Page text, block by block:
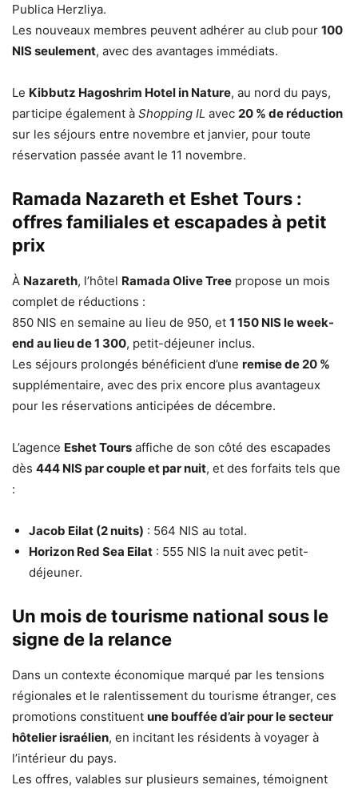
Publica Herzliya.
Les nouveaux membres peuvent adhérer au club pour 100
NIS seulement, avec des avantages immédiats.
Le Kibbutz Hagoshrim Hotel in Nature, au nord du pays,
participe également à Shopping IL avec 20 % de réduction
sur les séjours entre novembre et janvier, pour toute
réservation passée avant le 11 novembre.
Ramada Nazareth et Eshet Tours :
offres familiales et escapades à petit
prix
À Nazareth, l’hôtel Ramada Olive Tree propose un mois
complet de réductions :
850 NIS en semaine au lieu de 950, et 1 150 NIS le week-
end au lieu de 1 300, petit-déjeuner inclus.
Les séjours prolongés bénéficient d’une remise de 20 %
supplémentaire, avec des prix encore plus avantageux
pour les réservations anticipées de décembre.
L’agence Eshet Tours affiche de son côté des escapades
dès 444 NIS par couple et par nuit, et des forfaits tels que
:
Jacob Eilat (2 nuits) : 564 NIS au total.
Horizon Red Sea Eilat : 555 NIS la nuit avec petit-
déjeuner.
Un mois de tourisme national sous le
signe de la relance
Dans un contexte économique marqué par les tensions
régionales et le ralentissement du tourisme étranger, ces
promotions constituent une bouffée d’air pour le secteur
hôtelier israélien, en incitant les résidents à voyager à
l’intérieur du pays.
Les offres, valables sur plusieurs semaines, témoignent